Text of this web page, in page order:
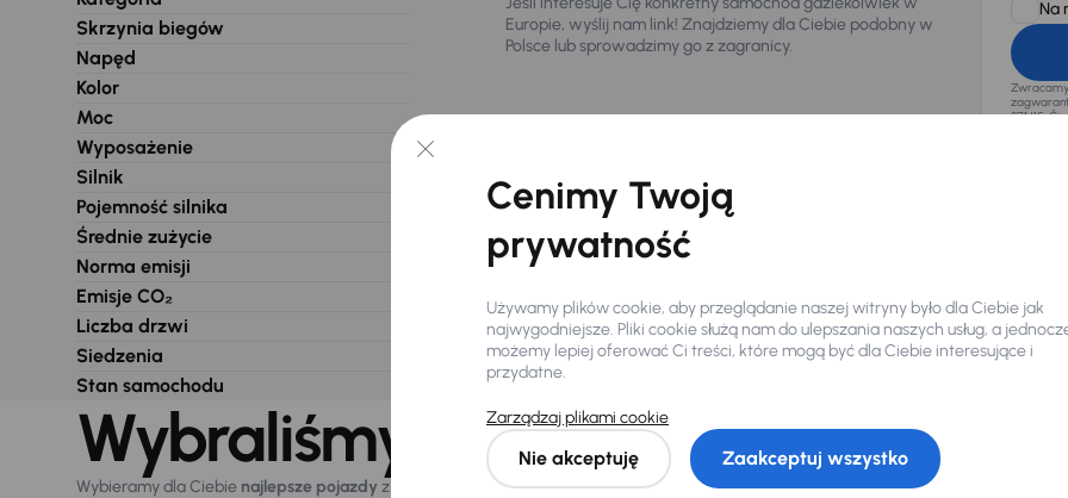
Skrzynia biegów
Napęd
Kolor
Moc
Wyposażenie
Silnik
Pojemność silnika
Średnie zużycie
Norma emisji
Emisje CO₂
Liczba drzwi
Siedzenia
Stan samochodu
Europie, wyślij nam link! Znajdziemy dla Ciebie podobny w
Polsce lub sprowadzimy go z zagranicy.
Na
874/15,
Wybraliśmy dla Ciebie
Wybieramy dla Ciebie najlepsze pojazdy z naszej oferty. Kupimy dla Ciebiedo 400 pojazdówkażdego dnia.
Cenimy Twoją
prywatność
Używamy plików cookie, aby przeglądanie naszej witryny było dla Ciebie jak
najwygodniejsze. Pliki cookie służą nam do ulepszania naszych usług, a
możemy lepiej oferować Ci treści, które mogą być dla Ciebie interesujące i
przydatne.
Zarządzaj plikami cookie
Nie akceptuję Zaakceptuj wszystko